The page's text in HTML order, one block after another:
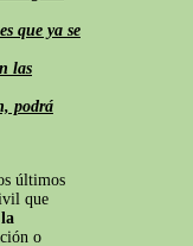
que ya se
las
podrá
últimos
que
o